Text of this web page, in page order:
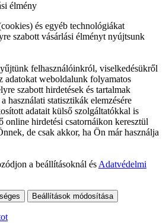
élmény
és egyéb technológiákat
szabott vásárlási élményt nyújtsunk
felhasználóinkról, viselkedésükről
adatokat weboldalunk folyamatos
szabott hirdetések és tartalmak
használati statisztikák elemzésére
adatait külső szolgáltatókkal is
online hirdetési csatornáikon keresztül
de csak akkor, ha Ön már használja
a beállításoknál és Adatvédelmi
Beállítások módosítása